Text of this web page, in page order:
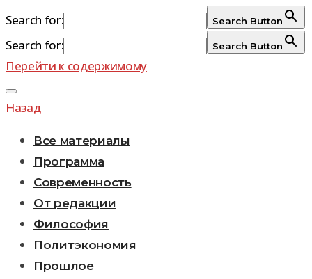
Search for: Search Button
Search for: Search Button
Перейти к содержимому
Назад
Все материалы
Программа
Современность
От редакции
Философия
Политэкономия
Прошлое